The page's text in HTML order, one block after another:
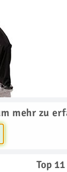
mehr zu
Top